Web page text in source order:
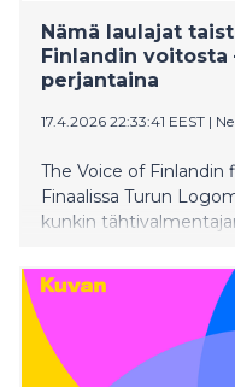
Nämä laulajat
Finlandin voitosta
perjantaina
17.4.2026 22:33:41 EEST |
The Voice of
Finaalissa Turun
kunkin